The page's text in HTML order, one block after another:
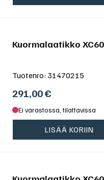
Kuormalaatikko
Tuotenro: 31470215
291,00€
Ei varastossa, tilattavissa
LISÄÄ KORIIN